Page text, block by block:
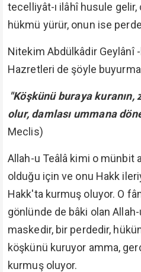
tecelliyât-ı ilâhî husule gelir,
hükmü yürür, onun ise
Nitekim Abdülkâdir Geylânî
Hazretleri de şöyle
"Köşkünü buraya
olur, damlası ummana
Meclis)
Allah-u Teâlâ kimi o münbit
olduğu için ve onu Hakk
Hakk'ta kurmuş oluyor. O
gönlünde de bâki olan Allah-
maskedir, bir perdedir,
köşkünü kuruyor amma,
kurmuş oluyor.